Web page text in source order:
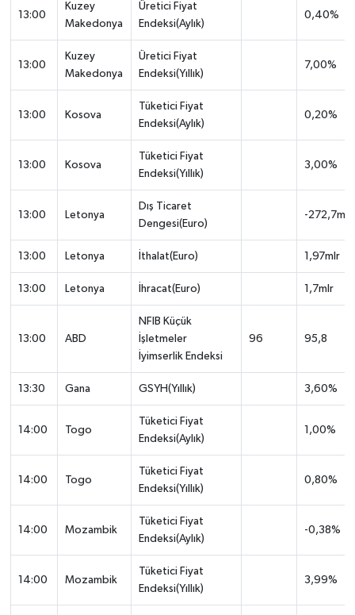
13:00
Kuzey
Makedonya
Üretici Fiyat
Endeksi(Aylık)
0,40%
13:00
Kuzey
Makedonya
Üretici Fiyat
Endeksi(Yıllık)
7,00%
13:00 Kosova
Tüketici Fiyat
Endeksi(Aylık)
0,20%
13:00 Kosova
Tüketici Fiyat
Endeksi(Yıllık)
3,00%
13:00 Letonya
Dış Ticaret
Dengesi(Euro)
-272,7mln
13:00 Letonya İthalat(Euro) 1,97mlr
13:00 Letonya İhracat(Euro) 1,7mlr
13:00 ABD
NFIB Küçük
İşletmeler
İyimserlik Endeksi
96 95,8
13:30 Gana GSYH(Yıllık) 3,60%
14:00 Togo
Tüketici Fiyat
Endeksi(Aylık)
1,00%
14:00 Togo
Tüketici Fiyat
Endeksi(Yıllık)
0,80%
14:00 Mozambik
Tüketici Fiyat
Endeksi(Aylık)
-0,38%
14:00 Mozambik
Tüketici Fiyat
Endeksi(Yıllık)
3,99%